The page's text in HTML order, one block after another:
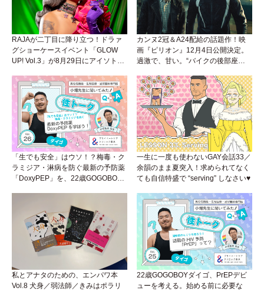
RAJAが二丁目に降り立つ！ドラァ
グショーケースイベント「GLOW
UP! Vol.3」が8月29日にアイソトー
カンヌ2冠＆A24配給の話題作！映
画『ピリオン』12月4日公開決定。
過激で、甘い。“バイクの後部座
「生でも安全」はウソ！？梅毒・ク
ラミジア・淋病を防ぐ最新の予防薬
「DoxyPEP」を、22歳GOGOBOY
（Vol.26）
一生に一度も使わないGAY会話33／
余韻のまま夏突入！求められてなく
ても自信特盛で “serving” しなさい♥
私とアナタのための、エンパワ本
Vol.8 犬身／弱法師／きみはポラリ
22歳GOGOBOYダイゴ、PrEPデビ
ューを考える。始める前に必要な